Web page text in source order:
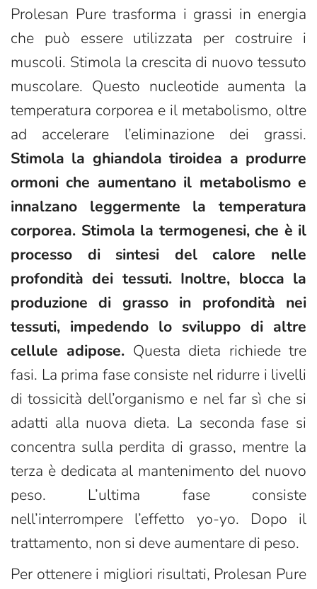
Prolesan Pure trasforma i grassi in energia
che può essere utilizzata per costruire i
muscoli. Stimola la crescita di nuovo tessuto
muscolare. Questo nucleotide aumenta la
temperatura corporea e il metabolismo, oltre
ad accelerare l’eliminazione dei grassi.
Stimola la ghiandola tiroidea a produrre
ormoni che aumentano il metabolismo e
innalzano leggermente la temperatura
corporea. Stimola la termogenesi, che è il
processo di sintesi del calore nelle
profondità dei tessuti. Inoltre, blocca la
produzione di grasso in profondità nei
tessuti, impedendo lo sviluppo di altre
cellule adipose. Questa dieta richiede tre
fasi. La prima fase consiste nel ridurre i livelli
di tossicità dell’organismo e nel far sì che si
adatti alla nuova dieta. La seconda fase si
concentra sulla perdita di grasso, mentre la
terza è dedicata al mantenimento del nuovo
peso. L’ultima fase consiste
nell’interrompere l’effetto yo-yo. Dopo il
trattamento, non si deve aumentare di peso.
Per ottenere i migliori risultati, Prolesan Pure